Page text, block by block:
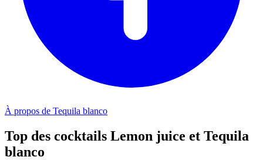
À propos de Tequila blanco
Top des cocktails Lemon juice et Tequila
blanco